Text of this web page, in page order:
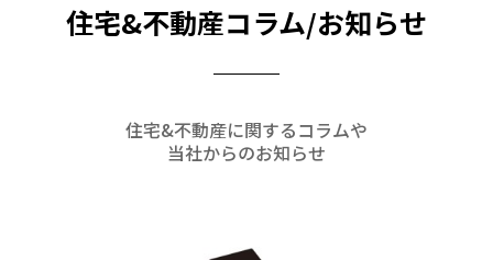
住宅&不動産コラム/お知らせ
住宅&不動産に関するコラムや
当社からのお知らせ